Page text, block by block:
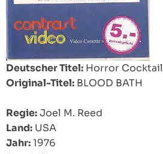
Deutscher Titel: Horror Cocktail
Original-Titel: BLOOD BATH
Regie:Joel M. Reed
Land: USA
Jahr:1976